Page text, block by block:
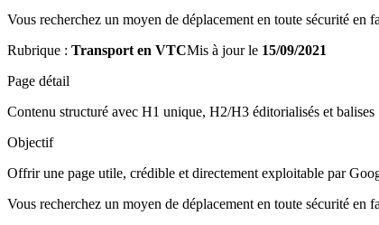
Vous recherchez un moyen de déplacement en toute sécurité
Rubrique : Transport en VTCMis à jour le 15/09/2021
Page détail
Contenu structuré avec H1 unique, H2/H3 éditorialisés et balises
Objectif
Offrir une page utile, crédible et directement exploitable par
Vous recherchez un moyen de déplacement en toute sécurité